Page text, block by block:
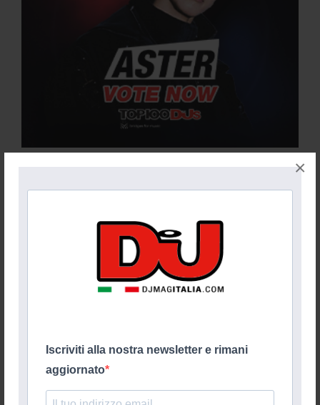
Iscriviti alla nostra newsletter e rimani
aggiornato
×